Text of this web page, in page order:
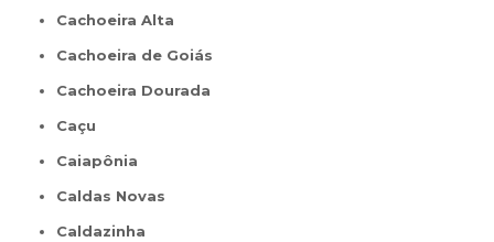
Cachoeira Alta
Cachoeira de Goiás
Cachoeira Dourada
Caçu
Caiapônia
Caldas Novas
Caldazinha